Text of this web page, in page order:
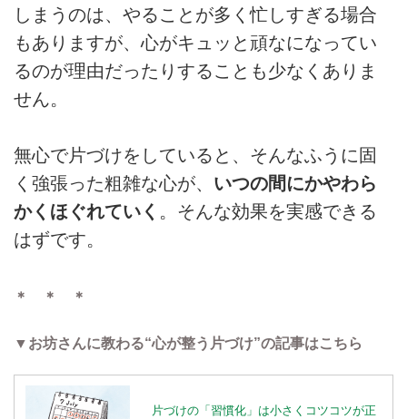
しまうのは、やることが多く忙しすぎる場合
もありますが、心がキュッと頑なになってい
るのが理由だったりすることも少なくありま
せん。
無心で片づけをしていると、そんなふうに固
く強張った粗雑な心が、 いつの間にかやわら
かくほぐれていく 。そんな効果を実感できる
はずです。
＊ ＊ ＊
▼お坊さんに教わる“心が整う片づけ”の記事はこちら
片づけの「習慣化」は小さくコツコツが正